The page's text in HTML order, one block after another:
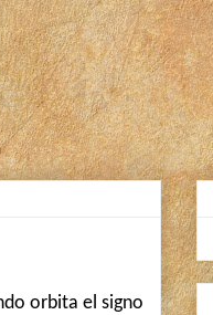
orbita el signo